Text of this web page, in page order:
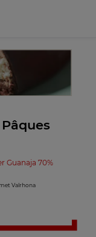
en ligne
Guanaja 70%
Valrhona